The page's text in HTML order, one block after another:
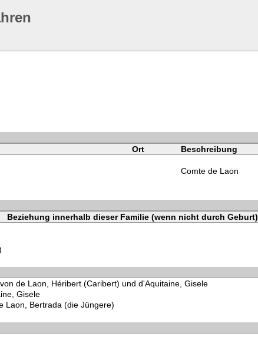
Ort Beschreibung
Comte de Laon
Beziehung innerhalb dieser Familie (wenn nicht durch Geburt)
de Laon, Héribert (Caribert) und d'Aquitaine, Gisele
Gisele
Laon, Bertrada (die Jüngere)